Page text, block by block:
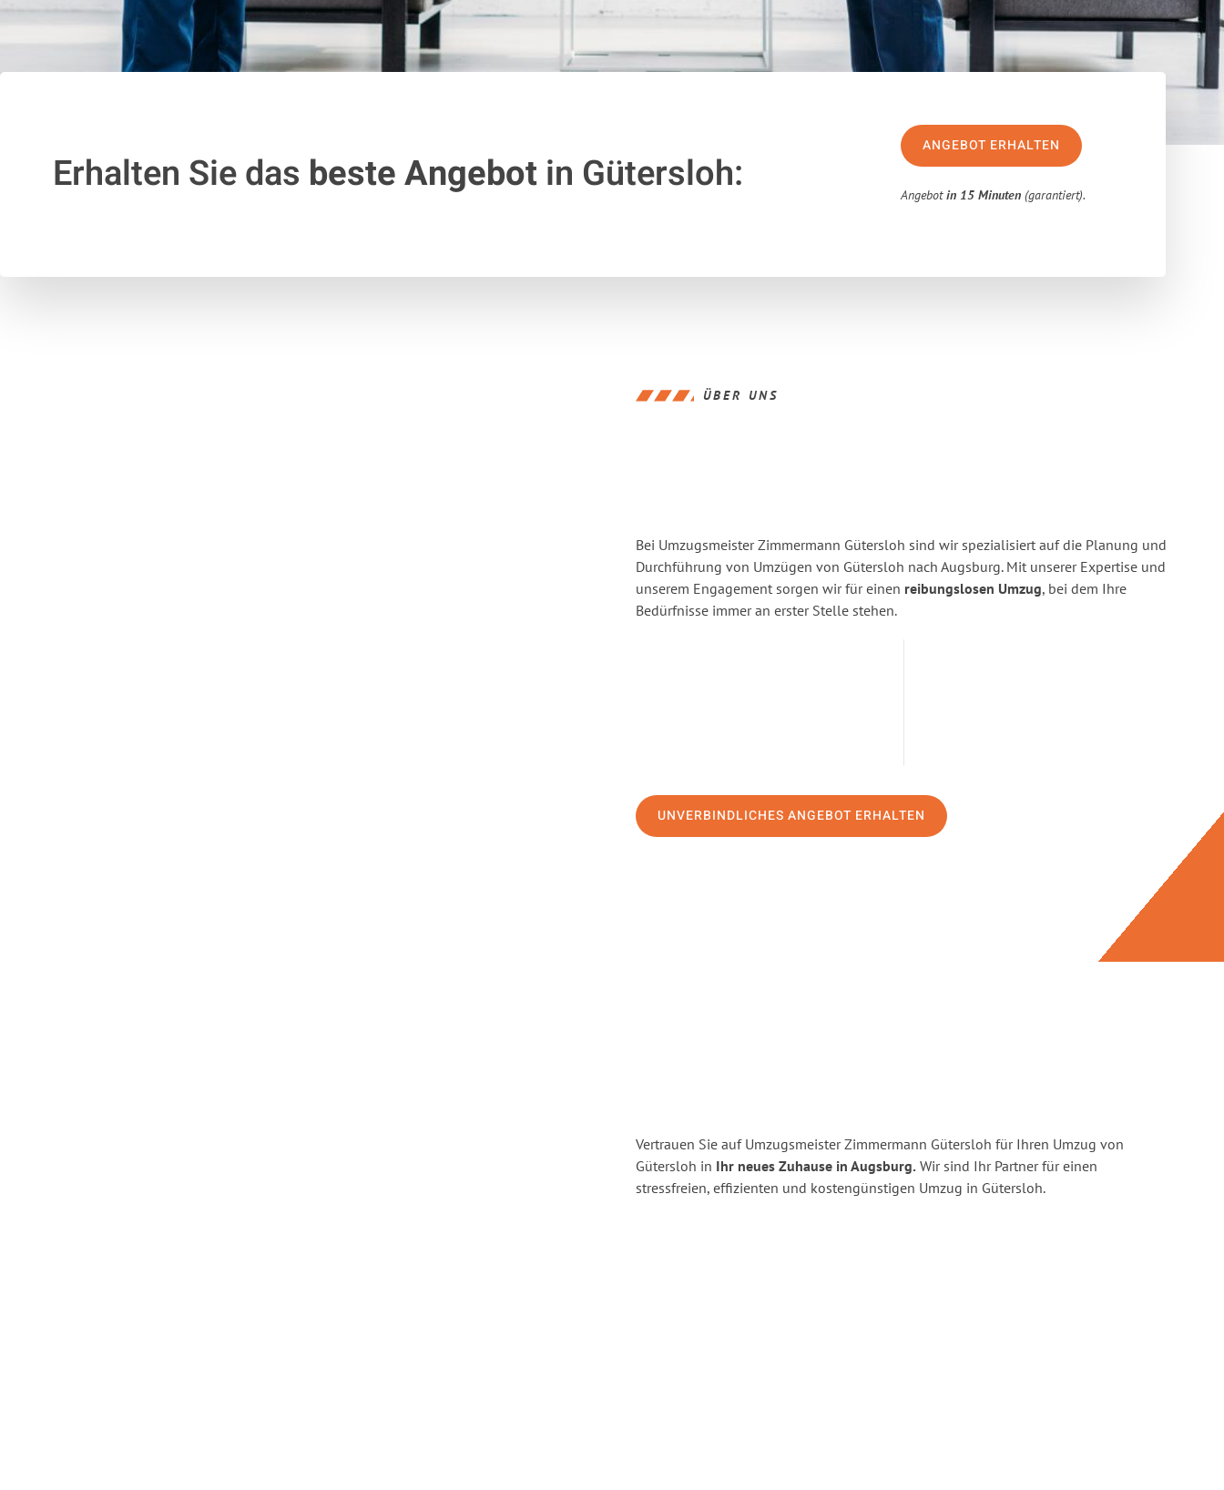
Erhalten Sie das beste Angebotin Gütersloh:
ANGEBOT ERHALTEN
Angebotin 15 Minuten (garantiert).
ÜBER UNS
Bei Umzugsmeister Zimmermann Gütersloh sind wir spezialisiert auf die Planung und
Durchführung von Umzügen von Gütersloh nach Augsburg. Mit unserer Expertise und
unserem Engagement sorgen wir für einen reibungslosen Umzug, bei dem Ihre
Bedürfnisse immer an erster Stelle stehen.
UNVERBINDLICHES ANGEBOT ERHALTEN
Vertrauen Sie auf Umzugsmeister Zimmermann Gütersloh für Ihren Umzug von
Gütersloh in Ihr neues Zuhause in Augsburg. Wir sind Ihr Partner für einen
stressfreien, effizienten und kostengünstigen Umzug in Gütersloh.